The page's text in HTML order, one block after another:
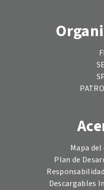
Mapa
Plan de
Descargables